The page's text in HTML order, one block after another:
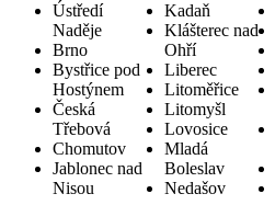
Ústředí
Naděje
Brno
Bystřice pod
Hostýnem
Česká
Třebová
Chomutov
Jablonec nad
Nisou
Kadaň
Klášterec nad
Ohří
Liberec
Litoměřice
Litomyšl
Lovosice
Mladá
Boleslav
Nedašov